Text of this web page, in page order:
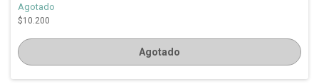
Agotado
$10.200
Agotado